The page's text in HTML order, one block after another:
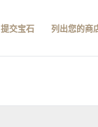
提交宝石 列出您的商